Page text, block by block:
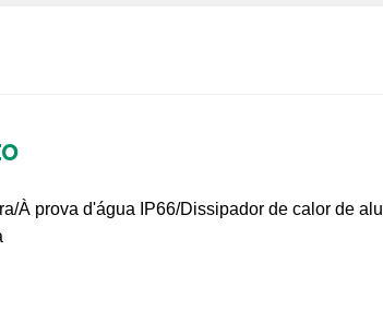
À prova d'água IP66/Dissipador de calor de